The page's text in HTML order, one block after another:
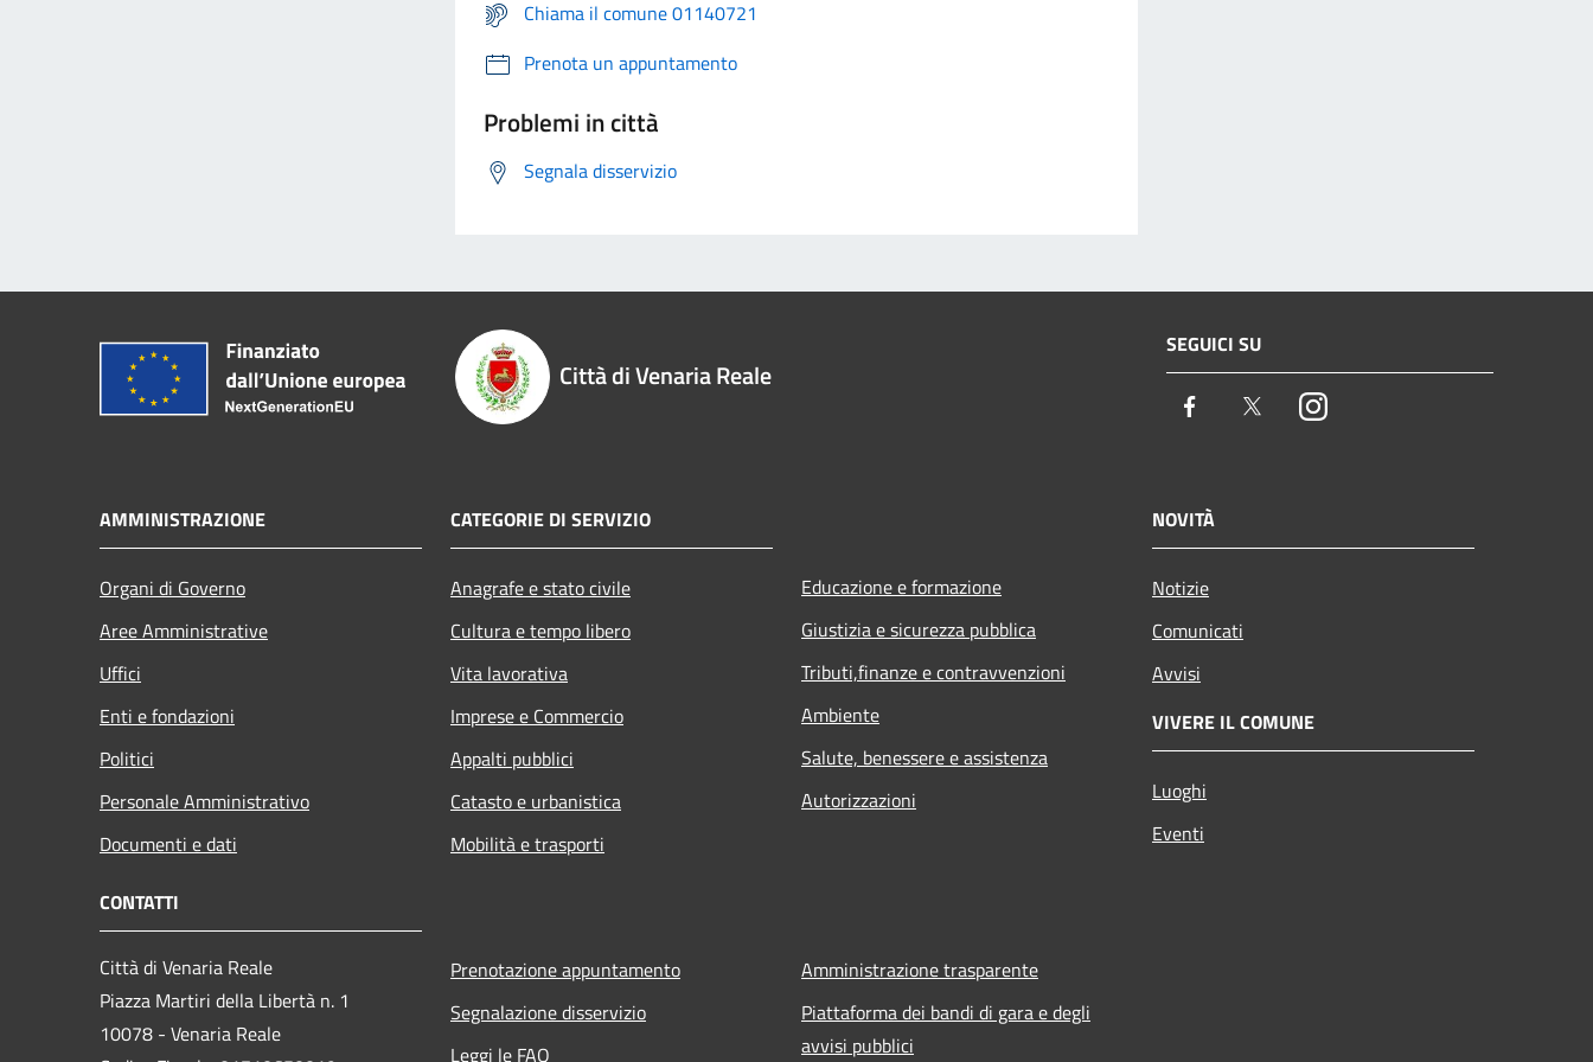
Chiama il comune 01140721
Prenota un appuntamento
Problemi in città
Segnala disservizio
Città di Venaria Reale
SEGUICI SU
Facebook TwitterInstagram
AMMINISTRAZIONE
Organi di Governo
Aree Amministrative
Uffici
Enti e fondazioni
Politici
Personale Amministrativo
Documenti e dati
CATEGORIE DI SERVIZIO
Anagrafe e stato civile
Cultura e tempo libero
Vita lavorativa
Imprese e Commercio
Appalti pubblici
Catasto e urbanistica
Mobilità e trasporti
Educazione e formazione
Giustizia e sicurezza pubblica
Tributi,finanze e contravvenzioni
Ambiente
Salute, benessere e assistenza
Autorizzazioni
NOVITÀ
Notizie
Comunicati
Avvisi
VIVERE IL COMUNE
Luoghi
Eventi
CONTATTI
Città di Venaria Reale
Piazza Martiri della Libertà n. 1
10078 - Venaria Reale
Prenotazione appuntamento
Segnalazione disservizio
Leggi le FAQ
Amministrazione trasparente
Piattaforma dei bandi di gara e degli
avvisi pubblici